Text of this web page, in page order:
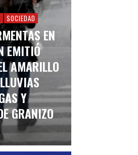
SOCIEDAD
EN
EMITIÓ
AMARILLO
Y
GRANIZO